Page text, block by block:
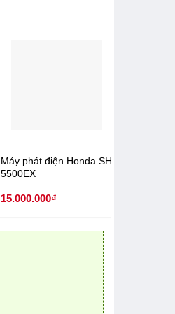
Máy phát điện Honda SH
5500EX
15.000.000₫